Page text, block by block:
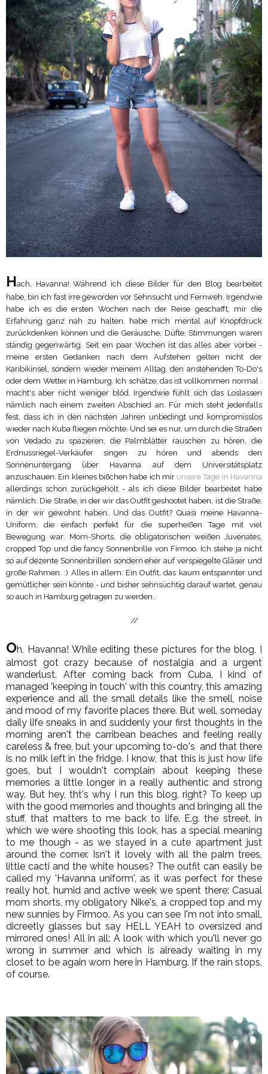
Hach, Havanna! Während ich diese Bilder für den Blog bearbeitet
habe, bin ich fast irre geworden vor Sehnsucht und Fernweh. Irgendwie
habe ich es die ersten Wochen nach der Reise geschafft, mir die
Erfahrung ganz nah zu halten, habe mich mental auf Knopfdruck
zurückdenken können und die Geräusche, Düfte, Stimmungen waren
ständig gegenwärtig. Seit ein paar Wochen ist das alles aber vorbei -
meine ersten Gedanken nach dem Aufstehen gelten nicht der
Karibikinsel, sondern wieder meinem Alltag, den anstehenden To-Do's
oder dem Wetter in Hamburg. Ich schätze, das ist vollkommen normal .
macht's aber nicht weniger blöd. Irgendwie fühlt sich das Loslassen
nämlich nach einem zweiten Abschied an. Für mich steht jedenfalls
fest, dass ich in den nächsten Jahren unbedingt und kompromisslos
wieder nach Kuba fliegen möchte. Und sei es nur, um durch die Straßen
von Vedado zu spazieren, die Palmblätter rauschen zu hören, die
Erdnussriegel-Verkäufer singen zu hören und abends den
Sonnenuntergang über Havanna auf dem Universitätsplatz
anzuschauen. Ein kleines bißchen habe ich mir unsere Tage in Havanna
allerdings schon zurückgeholt - als ich diese Bilder bearbeitet habe
nämlich. Die Straße, in der wir das Outfit geshootet haben, ist die Straße,
in der wir gewohnt haben. Und das Outfit? Quasi meine Havanna-
Uniform, die einfach perfekt für die superheißen Tage mit viel
Bewegung war: Mom-Shorts, die obligatorischen weißen Juvenates,
cropped Top und die fancy Sonnenbrille von Firmoo. Ich stehe ja nicht
so auf dezente Sonnenbrillen sondern eher auf verspiegelte Gläser und
große Rahmen. :) Alles in allem: Ein Outfit, das kaum entspannter und
gemütlicher sein könnte - und bisher sehnsüchtig darauf wartet, genau
so auch in Hamburg getragen zu werden..
//
Oh, Havanna! While editing these pictures for the blog, I
almost got crazy because of nostalgia and a urgent
wanderlust. After coming back from Cuba, I kind of
managed 'keeping in touch' with this country, this amazing
experience and all the small details like the smell, noise
and mood of my favorite places there. But well, someday
daily life sneaks in and suddenly your first thoughts in the
morning aren't the carribean beaches and feeling really
careless & free, but your upcoming to-do's and that there
is no milk left in the fridge. I know, that this is just how life
goes, but I wouldn't complain about keeping these
memories a little longer in a really authentic and strong
way. But hey, tht's why I run this blog, right? To keep up
with the good memories and thoughts and bringing all the
stuff, that matters to me back to life. E.g. the street, in
which we were shooting this look, has a special meaning
to me though - as we stayed in a cute apartment just
around the corner. Isn't it lovely with all the palm trees,
little cacti and the white houses? The outfit can easily be
called my 'Havanna uniform', as it was perfect for these
really hot, humid and active week we spent there: Casual
mom shorts, my obligatory Nike's, a cropped top and my
new sunnies by Firmoo. As you can see I'm not into small,
dicreetly glasses but say HELL YEAH to oversized and
mirrored ones! All in all: A look with which you'll never go
wrong in summer and which is already waiting in my
closet to be again worn here in Hamburg. If the rain stops,
of course.